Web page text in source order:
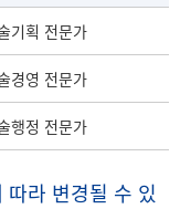
기획 전문가
경영 전문가
행정 전문가
따라 변경될 수 있